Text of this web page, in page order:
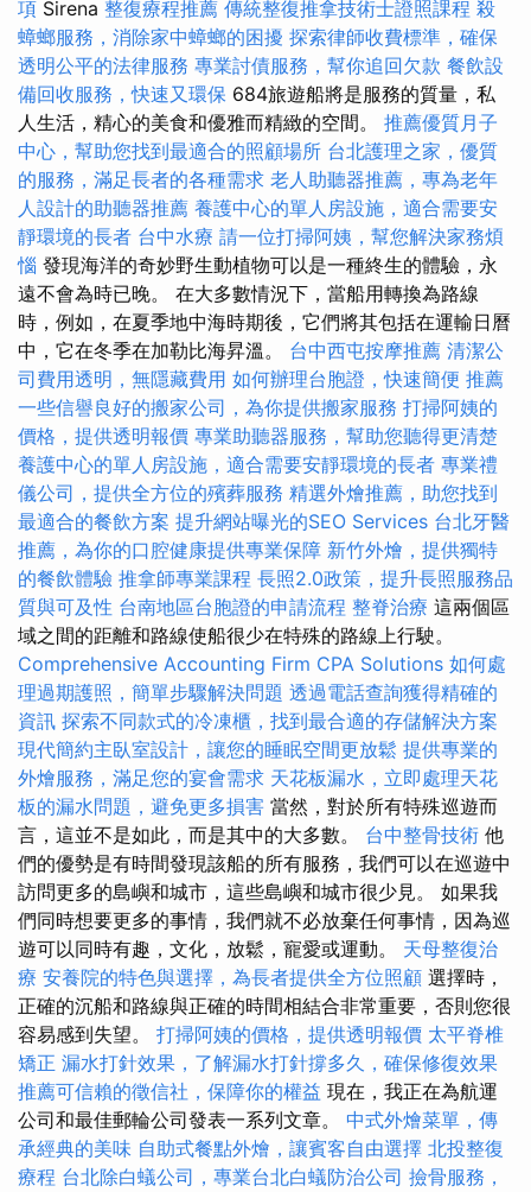
項 Sirena 整復療程推薦 傳統整復推拿技術士證照課程 殺
蟑螂服務，消除家中蟑螂的困擾 探索律師收費標準，確保
透明公平的法律服務 專業討債服務，幫你追回欠款 餐飲設
備回收服務，快速又環保 684旅遊船將是服務的質量，私
人生活，精心的美食和優雅而精緻的空間。 推薦優質月子
中心，幫助您找到最適合的照顧場所 台北護理之家，優質
的服務，滿足長者的各種需求 老人助聽器推薦，專為老年
人設計的助聽器推薦 養護中心的單人房設施，適合需要安
靜環境的長者 台中水療 請一位打掃阿姨，幫您解決家務煩
惱 發現海洋的奇妙野生動植物可以是一種終生的體驗，永
遠不會為時已晚。 在大多數情況下，當船用轉換為路線
時，例如，在夏季地中海時期後，它們將其包括在運輸日曆
中，它在冬季在加勒比海昇溫。 台中西屯按摩推薦 清潔公
司費用透明，無隱藏費用 如何辦理台胞證，快速簡便 推薦
一些信譽良好的搬家公司，為你提供搬家服務 打掃阿姨的
價格，提供透明報價 專業助聽器服務，幫助您聽得更清楚
養護中心的單人房設施，適合需要安靜環境的長者 專業禮
儀公司，提供全方位的殯葬服務 精選外燴推薦，助您找到
最適合的餐飲方案 提升網站曝光的SEO Services 台北牙醫
推薦，為你的口腔健康提供專業保障 新竹外燴，提供獨特
的餐飲體驗 推拿師專業課程 長照2.0政策，提升長照服務品
質與可及性 台南地區台胞證的申請流程 整脊治療 這兩個區
域之間的距離和路線使船很少在特殊的路線上行駛。
Comprehensive Accounting Firm CPA Solutions 如何處
理過期護照，簡單步驟解決問題 透過電話查詢獲得精確的
資訊 探索不同款式的冷凍櫃，找到最合適的存儲解決方案
現代簡約主臥室設計，讓您的睡眠空間更放鬆 提供專業的
外燴服務，滿足您的宴會需求 天花板漏水，立即處理天花
板的漏水問題，避免更多損害 當然，對於所有特殊巡遊而
言，這並不是如此，而是其中的大多數。 台中整骨技術 他
們的優勢是有時間發現該船的所有服務，我們可以在巡遊中
訪問更多的島嶼和城市，這些島嶼和城市很少見。 如果我
們同時想要更多的事情，我們就不必放棄任何事情，因為巡
遊可以同時有趣，文化，放鬆，寵愛或運動。 天母整復治
療 安養院的特色與選擇，為長者提供全方位照顧 選擇時，
正確的沉船和路線與正確的時間相結合非常重要，否則您很
容易感到失望。 打掃阿姨的價格，提供透明報價 太平脊椎
矯正 漏水打針效果，了解漏水打針撐多久，確保修復效果
推薦可信賴的徵信社，保障你的權益 現在，我正在為航運
公司和最佳郵輪公司發表一系列文章。 中式外燴菜單，傳
承經典的美味 自助式餐點外燴，讓賓客自由選擇 北投整復
療程 台北除白蟻公司，專業台北白蟻防治公司 撿骨服務，